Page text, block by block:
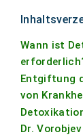
Wann ist
Entgiftung
von
Dr. Vorobjev